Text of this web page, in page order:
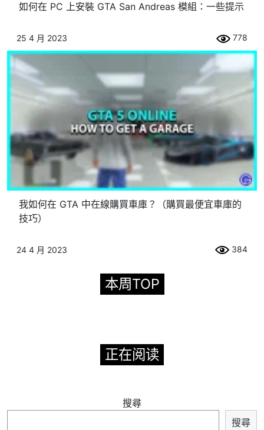
如何在 PC 上安裝 GTA San Andreas 模組：一些提示
25 4 月 2023 778
我如何在 GTA 中在線購買車庫？（購買最便宜車庫的
技巧）
24 4 月 2023 384
本周TOP
正在阅读
搜尋
搜尋